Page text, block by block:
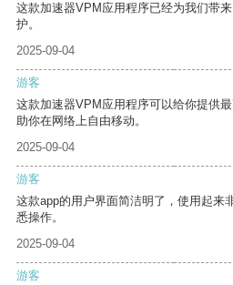
这款加速器VPM应用程序已经为我们带
护。
2025-09-04
游客
这款加速器VPM应用程序可以给你提供
助你在网络上自由移动。
2025-09-04
游客
这款app的用户界面简洁明了，使用起来
悉操作。
2025-09-04
游客